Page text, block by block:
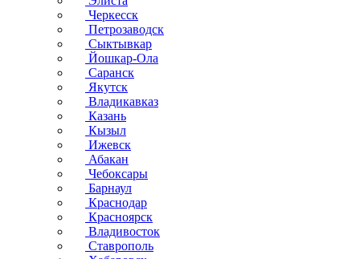
Черкесск
Петрозаводск
Сыктывкар
Йошкар-Ола
Саранск
Якутск
Владикавказ
Казань
Кызыл
Ижевск
Абакан
Чебоксары
Барнаул
Краснодар
Красноярск
Владивосток
Ставрополь